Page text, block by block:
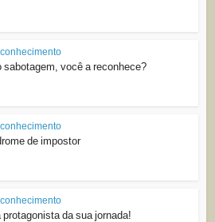
sabotagem, você a reconhece?
de impostor
protagonista da sua jornada!